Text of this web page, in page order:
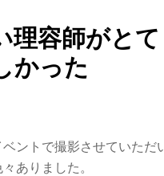
理容師がと
かった
ベントで撮影させていただ
ありました。